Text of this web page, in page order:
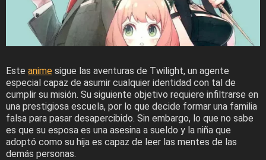
Este anime sigue las aventuras de Twilight, un agente
especial capaz de asumir cualquier identidad con tal de
cumplir su misión. Su siguiente objetivo requiere infiltrarse en
una prestigiosa escuela, por lo que decide formar una familia
falsa para pasar desapercibido. Sin embargo, lo que no sabe
es que su esposa es una asesina a sueldo y la niña que
adoptó como su hija es capaz de leer las mentes de las
demás personas.